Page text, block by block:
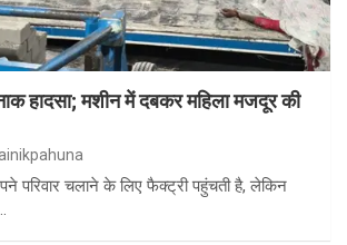
हादसा; मशीन में दबकर महिला मजदूर की
परिवार चलाने के लिए फैक्ट्री पहुंचती है, लेकिन